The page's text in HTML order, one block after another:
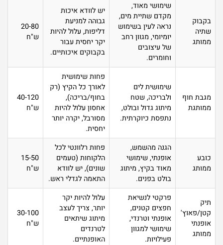
בקבוק
שתיה
ממותג
שימושי מאוד,
מקדם שתיית מים,
נראה לעין בשימוש
יומיומי, מגוון רחב
של עיצובים
וחומרים.
יש לוודא איכות
גבוהה למניעת
דליפות, עלול להיות
יקר יחסית עבור
בקבוקים איכותיים.
20-80
ש"ח
מגבת חוף
ממותגת
שימושית לים
ולבריכה, שטח
מיתוג גדול ובולט,
נתפסת כיוקרתית.
פחות שימושית
לאורך כל הקיץ (רק
בחוף/בריכה),
אחסון עלול להיות
מסורבל, יקרה יותר
יחסית.
40-120
ש"ח
כובע
ממותג
הגנה מהשמש,
אופנתי, שימושי
מאוד בקיץ, מיתוג
בולט בפנים.
פחות רלוונטי לכל
הלקוחות (טעמים
שונים), יש לוודא
התאמה לגדלי ראש.
15-50
ש"ח
תיק
קטן/פאוץ'
אופנתי
ממותג
פרקטי לנשיאת
חפצים קטנים,
אופנתי וטרנדי,
שימושי למגוון
פעילויות.
עלול להיות יקר
יותר, צריך לעצב
מיתוג שיתאים
לטרנדים
האופנתיים.
30-100
ש"ח